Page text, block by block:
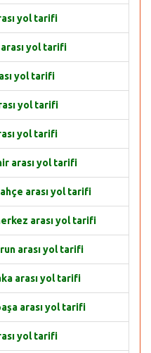
yol tarifi
yol tarifi
yol tarifi
yol tarifi
yol tarifi
arası yol tarifi
arası yol tarifi
arası yol tarifi
arası yol tarifi
arası yol tarifi
arası yol tarifi
yol tarifi